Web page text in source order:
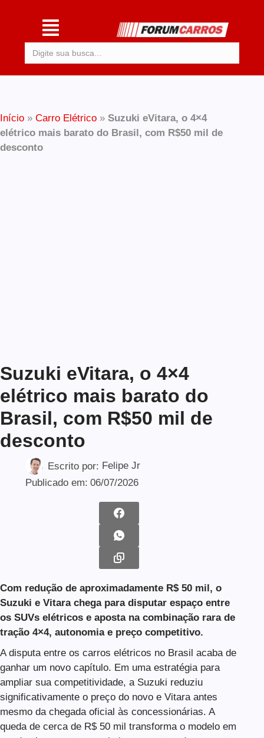
Início » Carro Elétrico » Suzuki eVitara, o 4×4
elétrico mais barato do Brasil, com R$50 mil de
desconto
Suzuki eVitara, o 4×4
elétrico mais barato do
Brasil, com R$50 mil de
desconto
Escrito por: Felipe Jr
Publicado em: 06/07/2026
Com redução de aproximadamente R$ 50 mil, o
Suzuki e Vitara chega para disputar espaço entre
os SUVs elétricos e aposta na combinação rara de
tração 4×4, autonomia e preço competitivo.
A disputa entre os carros elétricos no Brasil acaba de
ganhar um novo capítulo. Em uma estratégia para
ampliar sua competitividade, a Suzuki reduziu
significativamente o preço do novo e Vitara antes
mesmo da chegada oficial às concessionárias. A
queda de cerca de R$ 50 mil transforma o modelo em